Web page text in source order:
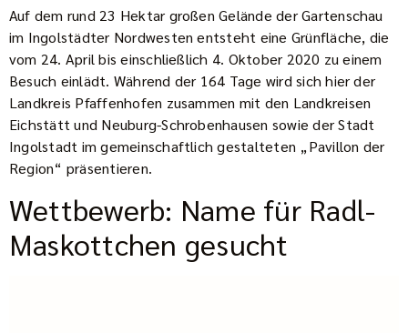
Auf dem rund 23 Hektar großen Gelände der Gartenschau
im Ingolstädter Nordwesten entsteht eine Grünfläche, die
vom 24. April bis einschließlich 4. Oktober 2020 zu einem
Besuch einlädt. Während der 164 Tage wird sich hier der
Landkreis Pfaffenhofen zusammen mit den Landkreisen
Eichstätt und Neuburg-Schrobenhausen sowie der Stadt
Ingolstadt im gemeinschaftlich gestalteten „Pavillon der
Region“ präsentieren.
Wettbewerb: Name für Radl-
Maskottchen gesucht